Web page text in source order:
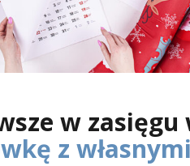
w zasięgu
z